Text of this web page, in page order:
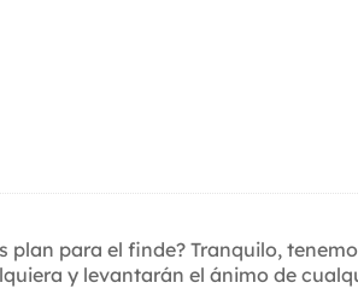
para el finde? Tranquilo,
y levantarán el ánimo de